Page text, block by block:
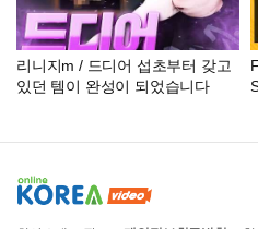
리니지m / 드디어 섭초부터 갖고
있던 템이 완성이 되었습니다